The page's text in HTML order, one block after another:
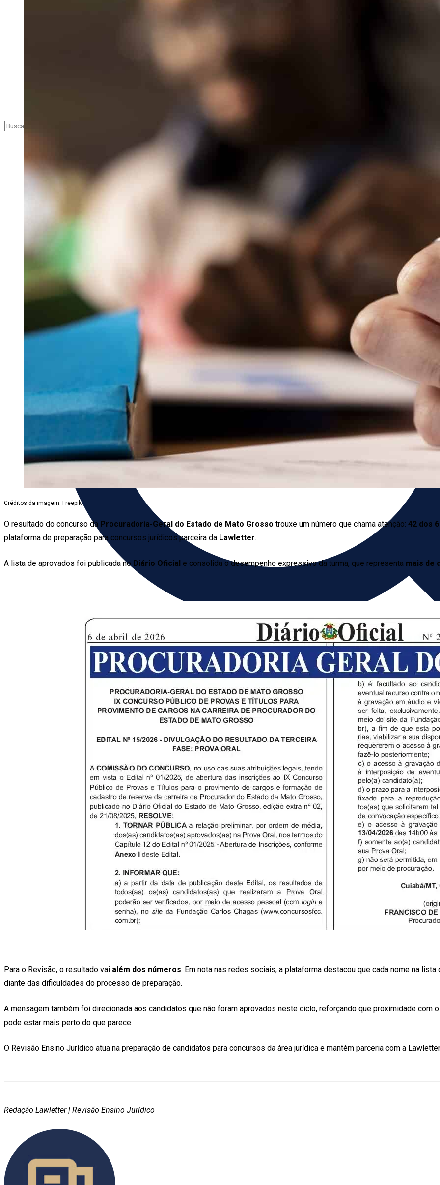
Créditos da imagem: Freepik
O resultado do concurso da Procuradoria-Geral do Estado de Mato Grosso trouxe um número que chama atenção: 42 dos
plataforma de preparação para concursos jurídicos parceira da Lawletter.
A lista de aprovados foi publicada no Diário Oficial e consolida o desempenho expressivo da turma, que representa mais de
Para o Revisão, o resultado vai além dos números. Em nota nas redes sociais, a plataforma destacou que cada nome na
diante das dificuldades do processo de preparação.
A mensagem também foi direcionada aos candidatos que não foram aprovados neste ciclo, reforçando que proximidade com
pode estar mais perto do que parece.
O Revisão Ensino Jurídico atua na preparação de candidatos para concursos da área jurídica e mantém parceria com a
Redação Lawletter| Revisão Ensino Jurídico